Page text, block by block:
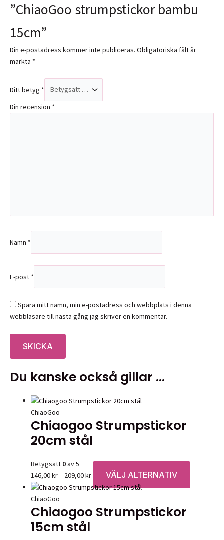
”ChiaoGoo strumpstickor bambu
15cm”
Din e-postadress kommer inte publiceras. Obligatoriska fält är
märkta *
Ditt betyg *
Din recension *
Namn *
E-post *
Spara mitt namn, min e-postadress och webbplats i denna
webbläsare till nästa gång jag skriver en kommentar.
Du kanske också gillar …
ChiaoGoo
Chiaogoo Strumpstickor
20cm stål
Betygsatt 0av 5
146,00kr– 209,00krPrisintervall:
146,00 kr
209,00 kr
VÄLJ ALTERNATIV
här
ChiaoGoo
Chiaogoo Strumpstickor
15cm stål